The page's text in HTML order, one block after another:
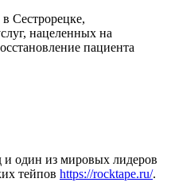
Сестрорецке,
нацеленных на
пациента
и один из мировых лидеров
тейпов https://rocktape.ru/.